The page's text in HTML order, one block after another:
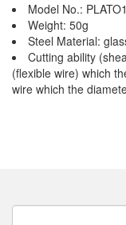
Model No.:
Weight: 50g
Steel Material:
Cutting ability
(flexible wire) which
wire which the